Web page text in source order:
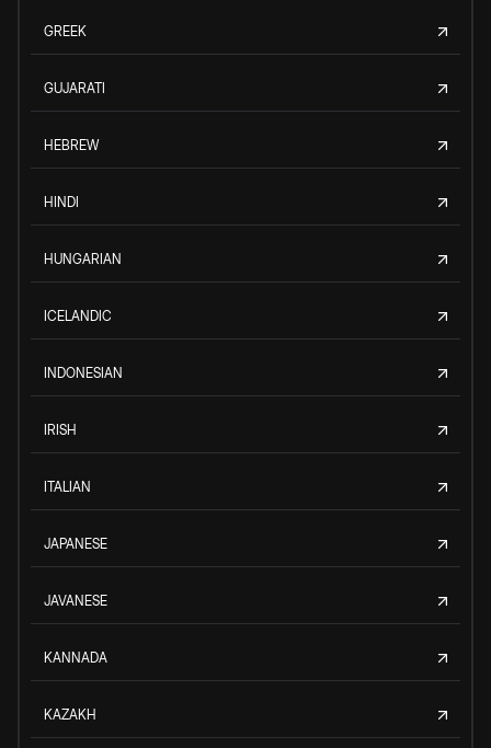
GREEK
GUJARATI
HEBREW
HINDI
HUNGARIAN
ICELANDIC
INDONESIAN
IRISH
ITALIAN
JAPANESE
JAVANESE
KANNADA
KAZAKH